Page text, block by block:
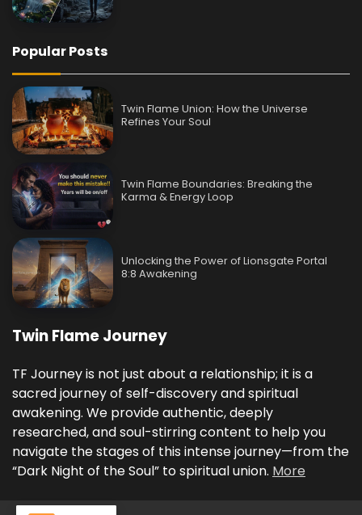
Popular Posts
Twin Flame Union: How the Universe
Refines Your Soul
Twin Flame Boundaries: Breaking the
Karma & Energy Loop
Unlocking the Power of Lionsgate Portal
8:8 Awakening
Twin Flame Journey
TF Journey is not just about a relationship; it is a
sacred journey of self-discovery and spiritual
awakening. We provide authentic, deeply
researched, and soul-stirring content to help you
navigate the stages of this intense journey—from the
“Dark Night of the Soul” to spiritual union. More